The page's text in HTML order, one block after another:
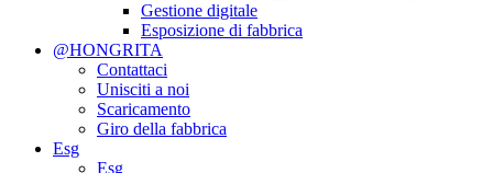
Gestione digitale
Esposizione di fabbrica
@HONGRITA
Contattaci
Unisciti a noi
Scaricamento
Giro della fabbrica
Esg
Esg